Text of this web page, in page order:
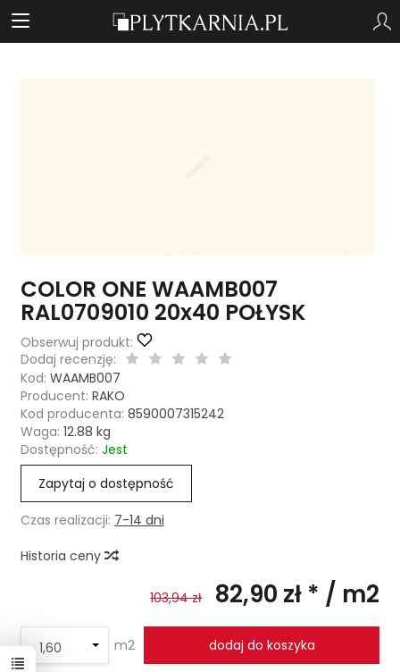
COLOR ONE WAAMB007
RAL0709010 20x40 POŁYSK
Obserwuj produkt:
Dodaj recenzję:
Kod: WAAMB007
Producent: RAKO
Kod producenta: 8590007315242
Waga: 12.88 kg
Dostępność: Jest
Zapytaj o dostępność
Czas realizacji: 7-14 dni
Historia ceny
103,94 zł 82,90 zł * / m2
m2 dodaj do koszyka